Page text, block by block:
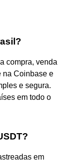
compra, venda
na Coinbase e
e segura.
em todo o
em